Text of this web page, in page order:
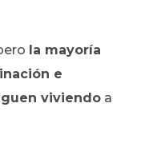
la mayoría
e
viviendo a